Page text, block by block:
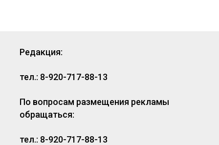
Редакция:
тел.: 8-920-717-88-13
По вопросам размещения рекламы
обращаться:
тел.: 8-920-717-88-13